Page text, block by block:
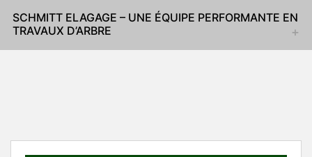
SCHMITT ELAGAGE – UNE ÉQUIPE PERFORMANTE EN
TRAVAUX D’ARBRE